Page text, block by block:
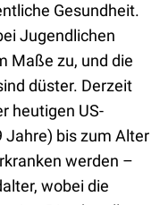
Gesundheit.
Jugendlichen
Maße zu, und die
düster. Derzeit
heutigen US-
Jahre) bis zum Alter
werden –
wobei die